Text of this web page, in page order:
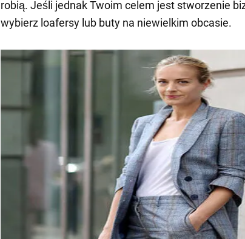
robią. Jeśli jednak Twoim celem jest stworzenie
wybierz loafersy lub buty na niewielkim obcasie.